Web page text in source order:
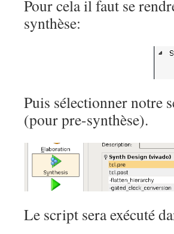
Pour cela il faut se
synthèse:
Puis sélectionner notre
(pour pre-synthèse).
Le script sera exécuté